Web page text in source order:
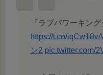
『ラブパワーキン
https://t.co/
ン2 pic.twitter.com/